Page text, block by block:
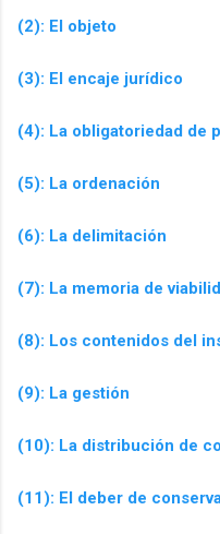
(2): El objeto
(3): El encaje jurídico
(4): La obligatoriedad de
(5): La ordenación
(6): La delimitación
(7): La memoria de
(8): Los contenidos del
(9): La gestión
(10): La distribución de
(11): El deber de